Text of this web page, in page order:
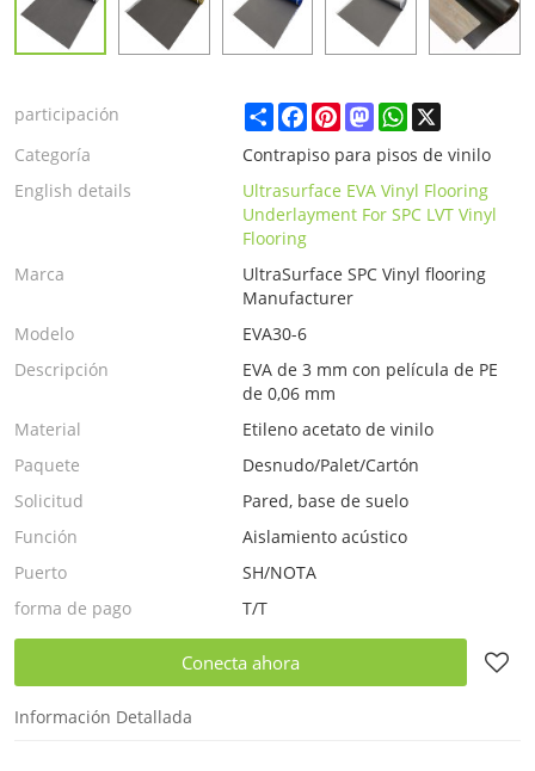
participación ShareFacebook
PinterestMastodonWhatsApp
X
Categoría
Contrapiso para pisos de vinilo
English details
Ultrasurface EVA Vinyl Flooring
Underlayment For SPC LVT Vinyl
Flooring
Marca
UltraSurface SPC Vinyl flooring
Manufacturer
Modelo
EVA30-6
Descripción
EVA de 3 mm con película de PE
de 0,06 mm
Material
Etileno acetato de vinilo
Paquete
Desnudo/Palet/Cartón
Solicitud
Pared, base de suelo
Función
Aislamiento acústico
Puerto
SH/NOTA
forma de pago
T/T
Conecta ahora
Información Detallada